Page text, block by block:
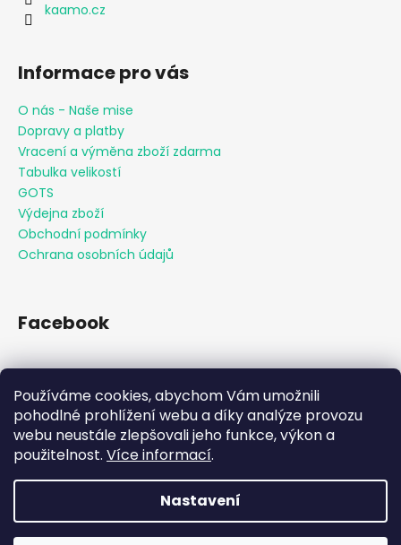
Používáme cookies, abychom Vám umožnili
pohodlné prohlížení webu a díky analýze provozu
webu neustále zlepšovali jeho funkce, výkon a
použitelnost. Více informací.
Nastavení
kaamo.cz
Informace pro vás
O nás - Naše mise
Dopravy a platby
Vracení a výměna zboží zdarma
Tabulka velikostí
GOTS
Výdejna zboží
Obchodní podmínky
Ochrana osobních údajů
Facebook
Přijímáme online platby